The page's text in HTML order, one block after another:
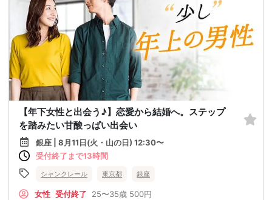
【年下女性と出会う♪】恋愛から結婚へ。ステップ
を踏みたい甘酸っぱい出会い
銀座 | 8月11日(火・山の日) 12:30〜
受付終了まで13時間
シャンクレール 東京都 銀座
女性 受付終了 25〜35歳 500円